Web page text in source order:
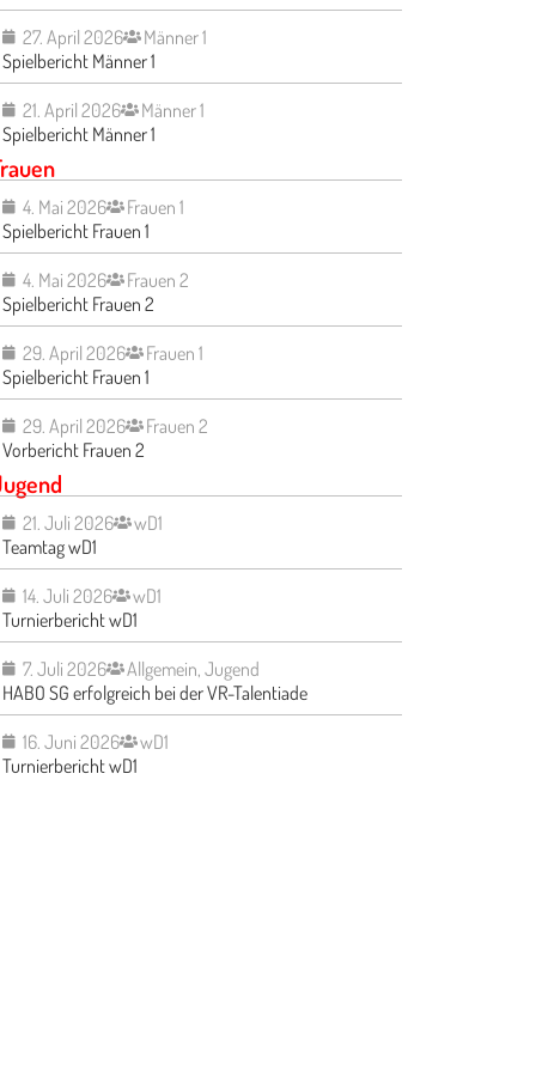
27. April 2026
Männer 1
Spielbericht Männer 1
21. April 2026
Männer 1
Spielbericht Männer 1
4. Mai 2026
Frauen 1
Spielbericht Frauen 1
4. Mai 2026
Frauen 2
Spielbericht Frauen 2
29. April 2026
Frauen 1
Spielbericht Frauen 1
29. April 2026
Frauen 2
Vorbericht Frauen 2
21. Juli 2026
wD1
Teamtag wD1
14. Juli 2026
wD1
Turnierbericht wD1
7. Juli 2026 Allgemein,Jugend
HABO SG erfolgreich bei der VR-Talentiade
16. Juni 2026
wD1
Turnierbericht wD1